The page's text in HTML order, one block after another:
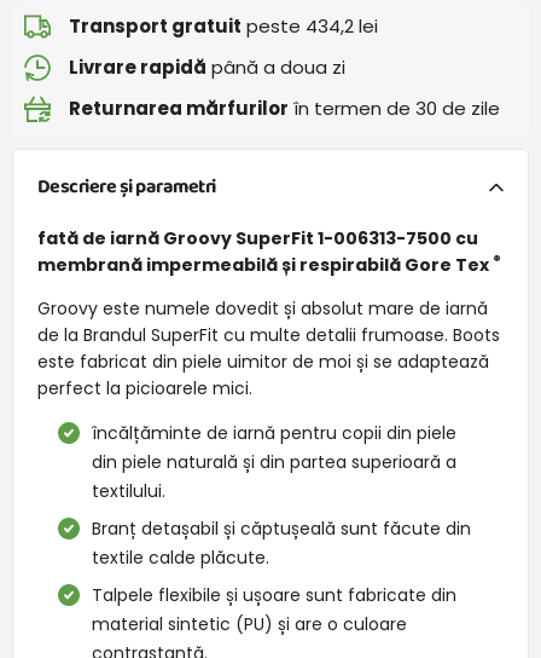
Transport gratuit peste 434,2 lei
Livrare rapidă până a doua zi
Returnarea mărfurilor în termen de 30 de zile
Descriere și parametri
fată de iarnă Groovy SuperFit 1-006313-7500 cu
membrană impermeabilă și respirabilă Gore Tex ®
Groovy este numele dovedit și absolut mare de iarnă
de la Brandul SuperFit cu multe detalii frumoase. Boots
este fabricat din piele uimitor de moi și se adaptează
perfect la picioarele mici.
încălțăminte de iarnă pentru copii din piele
din piele naturală și din partea superioară a
textilului.
Branț detașabil și căptușeală sunt făcute din
textile calde plăcute.
Talpele flexibile și ușoare sunt fabricate din
material sintetic (PU) și are o culoare
contrastantă.